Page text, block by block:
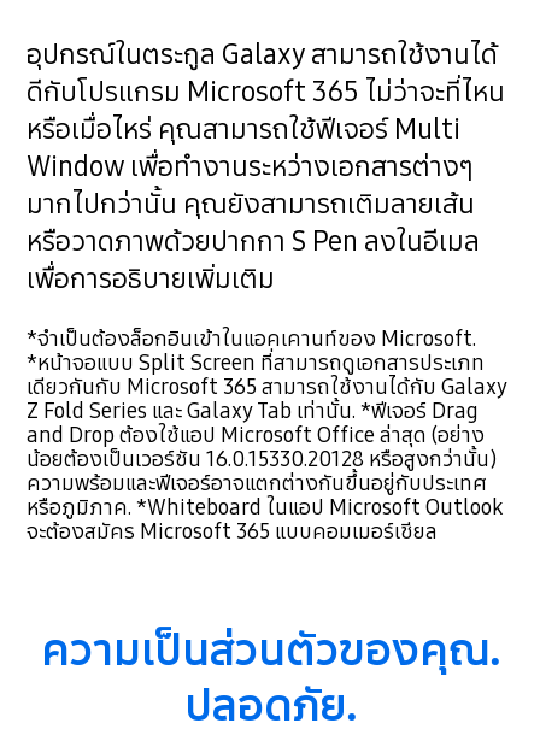
อุปกรณ์ในตระกูล Galaxy สามารถใช้งานได้
ดีกับโปรแกรม Microsoft 365 ไม่ว่าจะที่ไหน
หรือเมื่อไหร่ คุณสามารถใช้ฟีเจอร์ Multi
Window เพื่อทำงานระหว่างเอกสารต่างๆ
มากไปกว่านั้น คุณยังสามารถเติมลายเส้น
หรือวาดภาพด้วยปากกา S Pen ลงในอีเมล
เพื่อการอธิบายเพิ่มเติม
*จำเป็นต้องล็อกอินเข้าในแอคเคานท์ของ Microsoft.
*หน้าจอแบบ Split Screen ที่สามารถดูเอกสารประเภท
เดียวกันกับ Microsoft 365 สามารถใช้งานได้กับ Galaxy
Z Fold Series และ Galaxy Tab เท่านั้น. *ฟีเจอร์ Drag
and Drop ต้องใช้แอป Microsoft Office ล่าสุด (อย่าง
น้อยต้องเป็นเวอร์ชัน 16.0.15330.20128 หรือสูงกว่านั้น)
ความพร้อมและฟีเจอร์อาจแตกต่างกันขึ้นอยู่กับประเทศ
หรือภูมิภาค. *Whiteboard ในแอป Microsoft Outlook
จะต้องสมัคร Microsoft 365 แบบคอมเมอร์เชียล
ความเป็นส่วนตัวของคุณ.
ปลอดภัย.